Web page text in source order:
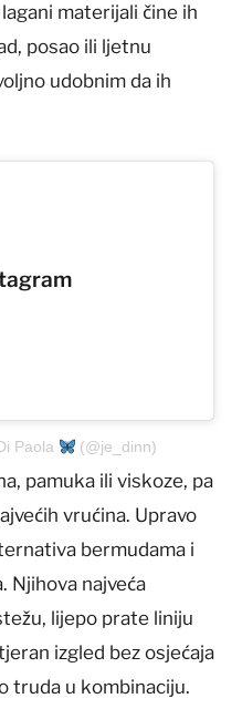
materijali čine ih
posao ili ljetnu
udobnim da ih
Paola (@je_dinn)
pamuka ili viskoze, pa
vrućina. Upravo
bermudama i
Njihova najveća
lijepo prate liniju
izgled bez osjećaja
truda u kombinaciju.